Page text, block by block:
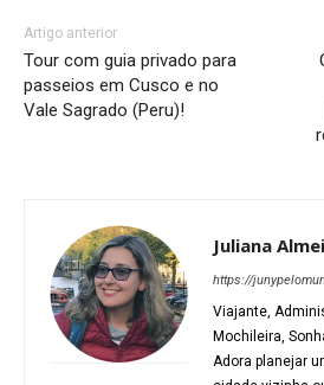
Artigo anterior
Tour com guia privado para
passeios em Cusco e no
Vale Sagrado (Peru)!
Juliana
https://
Viajante,
Mochileira,
Adora planejar